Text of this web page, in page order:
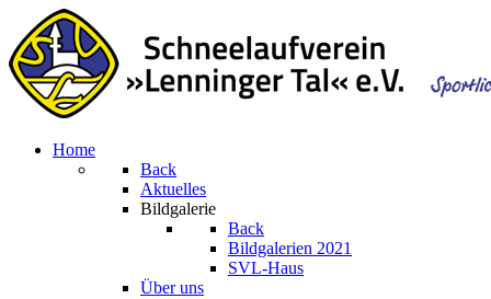
Home
Back
Aktuelles
Bildgalerie
Back
Bildgalerien 2021
SVL-Haus
Über uns